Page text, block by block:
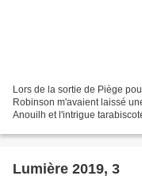
Lors de la sortie de Piège
Robinson m'avaient laissé
Anouilh et l'intrigue
Lumière 2019, 3